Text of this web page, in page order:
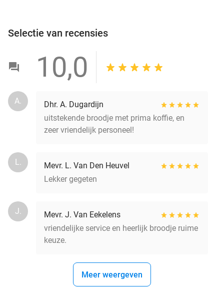
Selectie van recensies
10,0
A.
Dhr. A. Dugardijn
uitstekende broodje met prima koffie, en
zeer vriendelijk personeel!
L.
Mevr. L. Van Den Heuvel
Lekker gegeten
J.
Mevr. J. Van Eekelens
vriendelijke service en heerlijk broodje ruime
keuze.
Meer weergeven